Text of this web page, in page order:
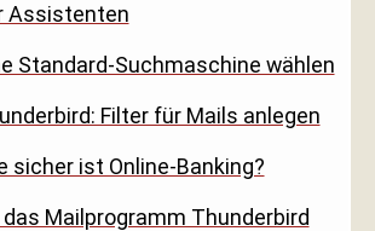
Assistenten
Standard-Suchmaschine wählen
Filter für Mails anlegen
sicher ist Online-Banking?
Mailprogramm Thunderbird